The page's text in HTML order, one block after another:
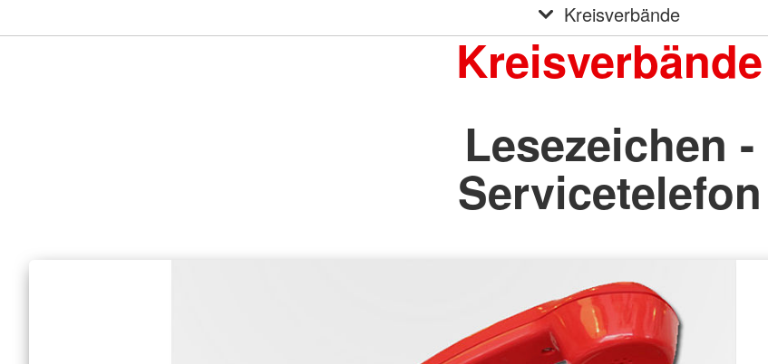
Kreisverbände
Kreisverbände
Lesezeichen -
Servicetelefon